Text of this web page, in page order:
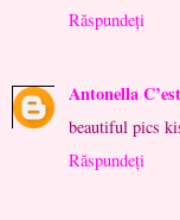
Răspundeți
Antonella
beautiful pics
Răspundeți